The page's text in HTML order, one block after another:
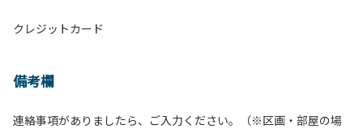
クレジットカード
備考欄
連絡事項がありましたら、ご入力ください。（※区画・部屋の場